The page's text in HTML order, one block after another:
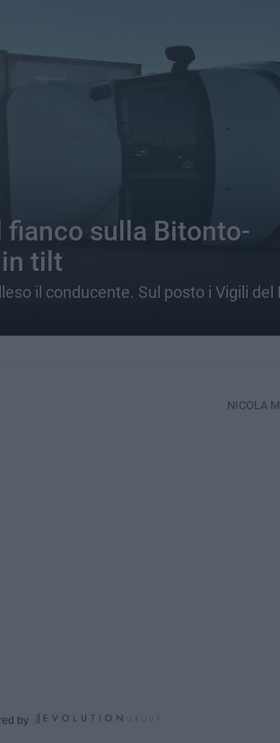
sulla Bitonto-
tilt
il conducente. Sul posto i Vigili del
NICOLA
by